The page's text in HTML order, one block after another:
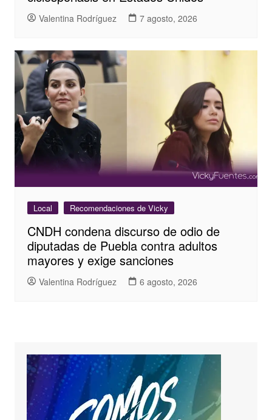
Valentina Rodríguez 7 agosto, 2026
Local Recomendaciones de Vicky
CNDH condena discurso de odio de
diputadas de Puebla contra adultos
mayores y exige sanciones
Valentina Rodríguez 6 agosto, 2026